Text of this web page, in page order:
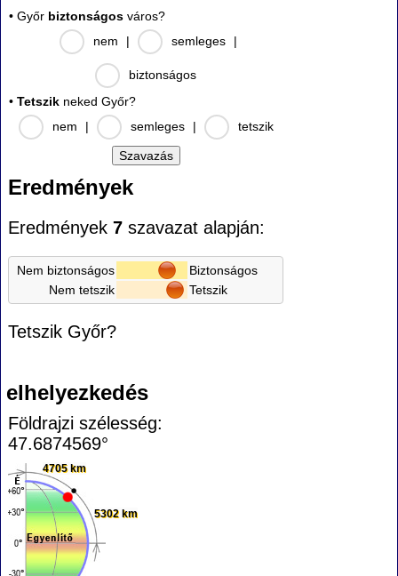
• Győr biztonságos város?
nem
| semleges |
biztonságos
• Tetszik neked Győr?
nem
| semleges | tetszik
Eredmények
Eredmények 7 szavazat alapján:
Nem biztonságos
Biztonságos
Nem tetszik
Tetszik
Tetszik Győr?
elhelyezkedés
Földrajzi szélesség:
47.6874569°
4705 km
5302 km